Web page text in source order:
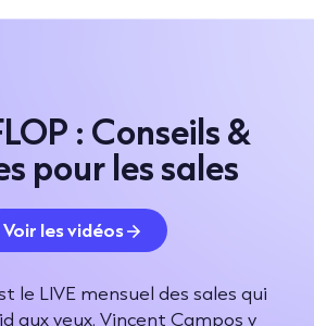
: Conseils &
pour les sales
Voir les vidéos
le LIVE mensuel des sales qui
aux yeux. Vincent Campos y